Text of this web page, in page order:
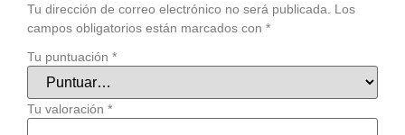
Tu dirección de correo electrónico no será publicada.
Los
campos obligatorios están marcados con *
Tu puntuación *
Tu valoración *